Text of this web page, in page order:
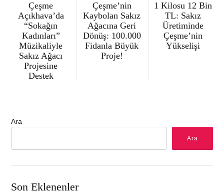
Çeşme
Açıkhava’da
“Sokağın
Kadınları”
Müzikaliyle
Sakız Ağacı
Projesine
Destek
Çeşme’nin
Kaybolan Sakız
Ağacına Geri
Dönüş: 100.000
Fidanla Büyük
Proje!
1 Kilosu 12 Bin
TL: Sakız
Üretiminde
Çeşme’nin
Yükselişi
Ara
Ara
Son Eklenenler